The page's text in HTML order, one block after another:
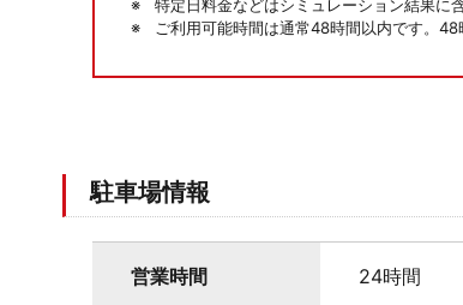
特定日料金などはシミュレーション結果に
ご利用可能時間は通常48時間以内です。48
駐車場情報
営業時間 24時間